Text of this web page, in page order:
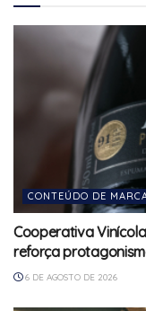
CONTEÚDO DE
Cooperativa
reforça
6 DE AGOSTO DE 2026